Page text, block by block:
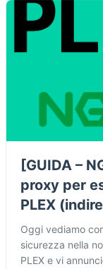
[GUIDA –
proxy per
PLEX
Oggi vediamo
sicurezza nella
PLEX e vi